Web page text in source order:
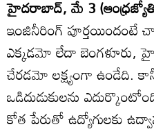
హైదరాబాద్‌, మే 3
ఇంజినీరింగ్‌
ఎక్కడమో లేదా
చేరడమో లక్ష్యంగా ఉండేది.
ఒడిదుడుకులను
కోత పేరుతో ఉద్యోగులకు